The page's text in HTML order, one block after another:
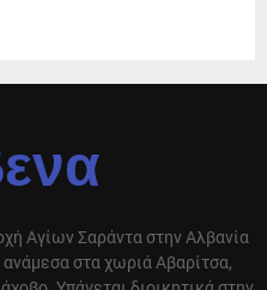
Αγίων Σαράντα στην Αλβανία
στα χωριά Αβαρίτσα,